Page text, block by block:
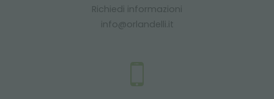
Richiedi informazioni
info@orlandelli.it